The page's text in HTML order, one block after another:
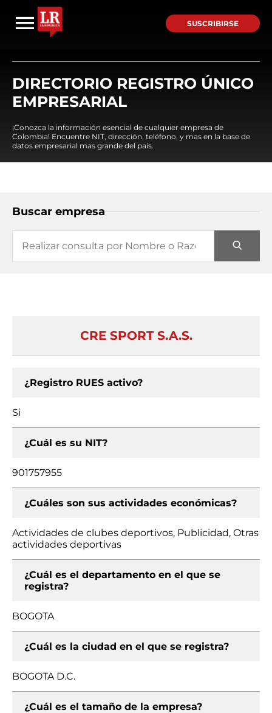
SUSCRIBIRSE
DIRECTORIO REGISTRO ÚNICO
EMPRESARIAL
¡Conozca la información esencial de cualquier empresa de
Colombia! Encuentre NIT, dirección, teléfono, y mas en la base de
datos empresarial mas grande del país.
Buscar empresa
CRE SPORT S.A.S.
¿Registro RUES activo?
Si
¿Cuál es su NIT?
901757955
¿Cuáles son sus actividades económicas?
Actividades de clubes deportivos, Publicidad, Otras
actividades deportivas
¿Cuál es el departamento en el que se
registra?
BOGOTA
¿Cuál es la ciudad en el que se registra?
BOGOTA D.C.
¿Cuál es el tamaño de la empresa?